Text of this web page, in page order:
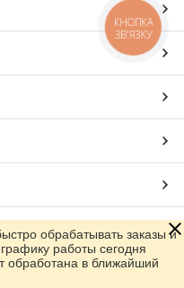
Prom.uaобрабатывать заказы и
работы сегодня
обработана в ближайший
КНОПКА
ЗВ'ЯЗКУ